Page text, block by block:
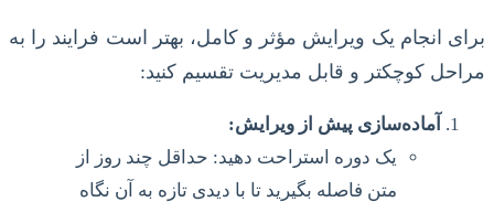
برای انجام یک ویرایش مؤثر و کامل، بهتر است فرایند را به
مراحل کوچکتر و قابل مدیریت تقسیم کنید:
آماده‌سازی پیش از ویرایش:
یک دوره استراحت دهید: حداقل چند روز از
متن فاصله بگیرید تا با دیدی تازه به آن نگاه